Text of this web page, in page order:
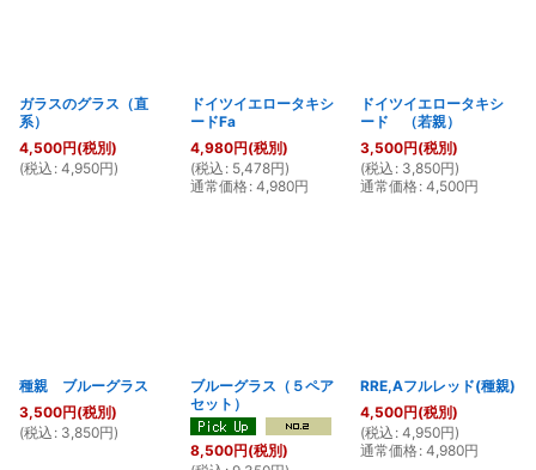
ガラスのグラス（直
系）
4,500円(税別)
(税込 : 4,950円)
ドイツイエロータキシ
ードFa
4,980円(税別)
(税込 : 5,478円)
通常価格: 4,980円
ドイツイエロータキシ
ード （若親）
3,500円(税別)
(税込 : 3,850円)
通常価格: 4,500円
種親 ブルーグラス
3,500円(税別)
(税込 : 3,850円)
ブルーグラス（５ペア
セット）
8,500円(税別)
RRE,Aフルレッド(種親)
4,500円(税別)
(税込 : 4,950円)
通常価格: 4,980円